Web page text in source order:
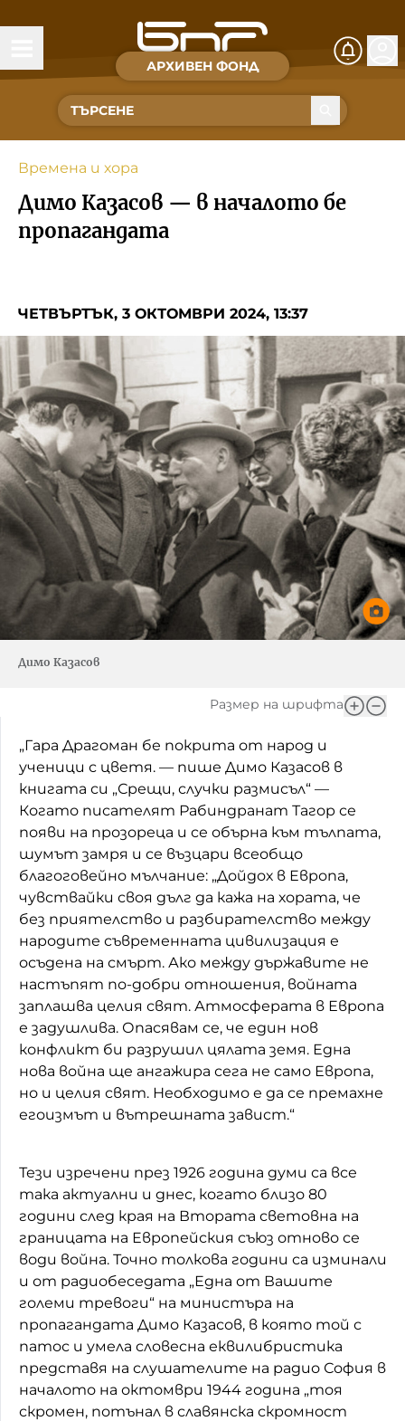
АРХИВЕН ФОНД
Времена и хора
Култура
Музика
Спорт
Съвет за електронни медии
БНР
БНР Новини
Детското.БНР
Времена и хора
Димо Казасов — в началото бе
пропагандата
ЧЕТВЪРТЪК, 3 ОКТОМВРИ 2024, 13:37
Димо Казасов
Размер на шрифта
„Гара Драгоман бе покрита от народ и
ученици с цветя. — пише Димо Казасов в
книгата си „Срещи, случки размисъл“ —
Когато писателят Рабиндранат Тагор се
появи на прозореца и се обърна към тълпата,
шумът замря и се възцари всеобщо
благоговейно мълчание: „Дойдох в Европа,
чувствайки своя дълг да кажа на хората, че
без приятелство и разбирателство между
народите съвременната цивилизация е
осъдена на смърт. Ако между държавите не
настъпят по-добри отношения, войната
заплашва целия свят. Атмосферата в Европа
е задушлива. Опасявам се, че един нов
конфликт би разрушил цялата земя. Една
нова война ще ангажира сега не само Европа,
но и целия свят. Необходимо е да се премахне
егоизмът и вътрешната завист.“
Тези изречени през 1926 година думи са все
така актуални и днес, когато близо 80
години след края на Втората световна на
границата на Европейския съюз отново се
води война. Точно толкова години са изминали
и от радиобеседата „Една от Вашите
големи тревоги“ на министъра на
пропагандата Димо Казасов, в която той с
патос и умела словесна еквилибристика
представя на слушателите на радио София в
началото на октомври 1944 година „тоя
скромен, потънал в славянска скромност